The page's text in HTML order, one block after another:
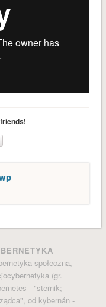
społeczna,
(gr.
- "sternik;
od kybernán -